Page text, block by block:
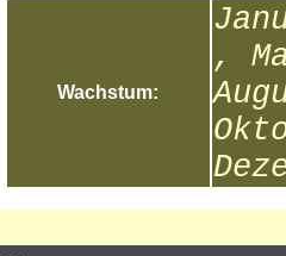
Wachstum:
,